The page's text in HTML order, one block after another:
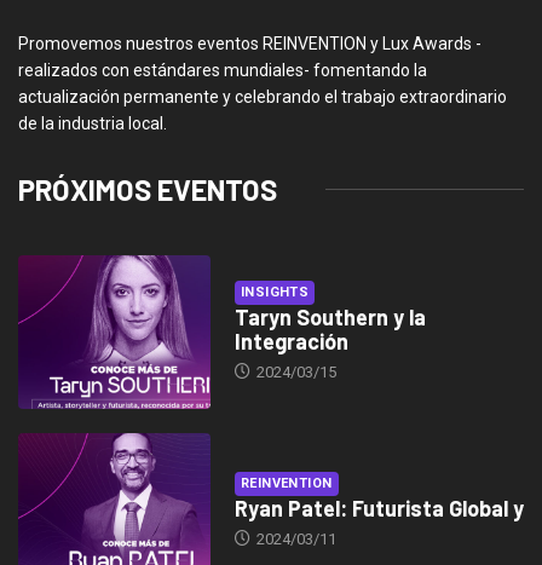
Promovemos nuestros eventos REINVENTION y Lux Awards -
realizados con estándares mundiales- fomentando la
actualización permanente y celebrando el trabajo extraordinario
de la industria local.
PRÓXIMOS EVENTOS
INSIGHTS
Taryn Southern y la
Integración
2024/03/15
REINVENTION
Ryan Patel: Futurista Global y
2024/03/11